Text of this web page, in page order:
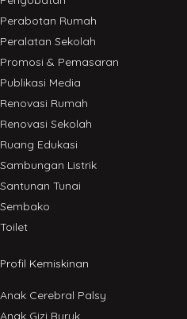
Perabotan Rumah
Peralatan Sekolah
Promosi & Pemasaran
Publikasi Media
Renovasi Rumah
Renovasi Sekolah
Ruang Edukasi
Sambungan Listrik
Santunan Tunai
Sembako
Toilet
Profil Kemiskinan
Anak Cerebral Palsy
Anak Gizi Buruk